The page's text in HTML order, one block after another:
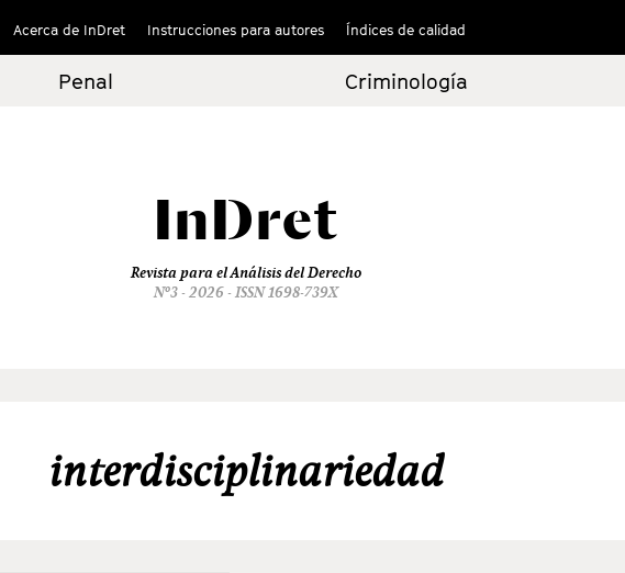
Acerca de InDret Instrucciones para autores Índices de calidad
Penal Criminología
InDret
Revista para el Análisis del Derecho
Nº3 - 2026 - ISSN 1698-739X
interdisciplinariedad